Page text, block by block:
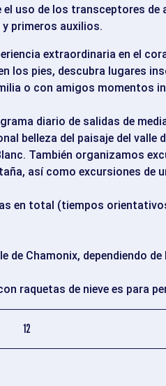
uso de los transceptores de
y primeros auxilios.
extraordinaria en el
los pies, descubra lugares
o con amigos momentos
diario de salidas de
belleza del paisaje del valle
También organizamos
así como excursiones de
en total (tiempos
de Chamonix, dependiendo
raquetas de nieve es para
12